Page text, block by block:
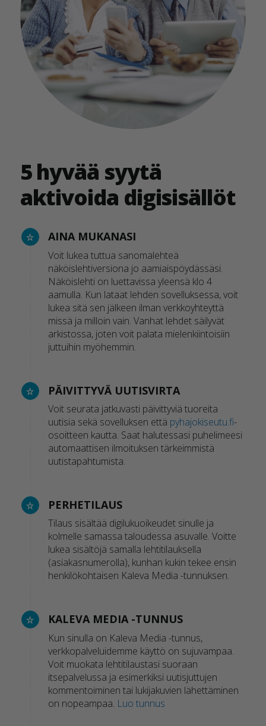
5 hyvää syytä
aktivoida digisisällöt
AINA MUKANASI
Voit lukea tuttua sanomalehteä
näköislehtiversiona jo aamiaispöydässäsi.
Näköislehti on luettavissa yleensä klo 4
aamulla. Kun lataat lehden sovelluksessa, voit
lukea sitä sen jälkeen ilman verkkoyhteyttä
missä ja milloin vain. Vanhat lehdet säilyvät
arkistossa, joten voit palata mielenkiintoisiin
juttuihin myöhemmin.
PÄIVITTYVÄ UUTISVIRTA
Voit seurata jatkuvasti päivittyviä tuoreita
uutisia sekä sovelluksen että pyhajokiseutu.fi-
osoitteen kautta. Saat halutessasi puhelimeesi
automaattisen ilmoituksen tärkeimmistä
uutistapahtumista.
PERHETILAUS
Tilaus sisältää digilukuoikeudet sinulle ja
kolmelle samassa taloudessa asuvalle. Voitte
lukea sisältöjä samalla lehtitilauksella
(asiakasnumerolla), kunhan kukin tekee ensin
henkilökohtaisen Kaleva Media -tunnuksen.
KALEVA MEDIA -TUNNUS
Kun sinulla on Kaleva Media -tunnus,
verkkopalveluidemme käyttö on sujuvampaa.
Voit muokata lehtitilaustasi suoraan
itsepalvelussa ja esimerkiksi uutisjuttujen
kommentoiminen tai lukijakuvien lähettäminen
on nopeampaa. Luo tunnus